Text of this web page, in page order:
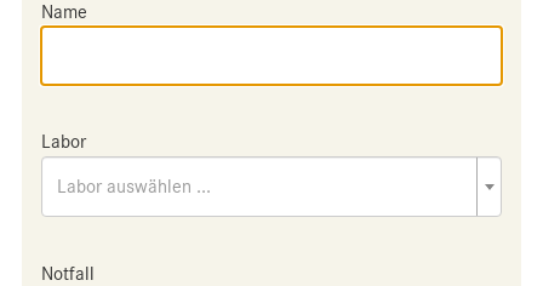
Name
Labor
Labor auswählen ...
Notfall